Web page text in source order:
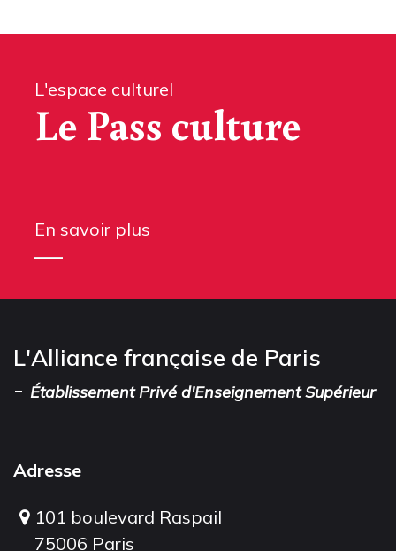
L'espace culturel
Le Pass culture
En savoir plus
L'Alliance française de Paris
- Établissement Privé d'Enseignement Supérieur
Adresse
101 boulevard Raspail
75006 Paris